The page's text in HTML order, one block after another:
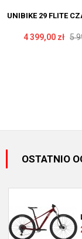
UNIBIKE 29 FLITE
4 399,00 zł 5
OSTATNIO